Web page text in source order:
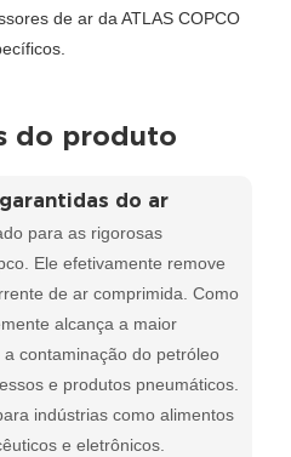
de ar da ATLAS COPCO
do produto
do ar
para as rigorosas
Ele efetivamente remove
de ar comprimida. Como
alcança a maior
contaminação do petróleo
e produtos pneumáticos.
indústrias como alimentos
e eletrônicos.